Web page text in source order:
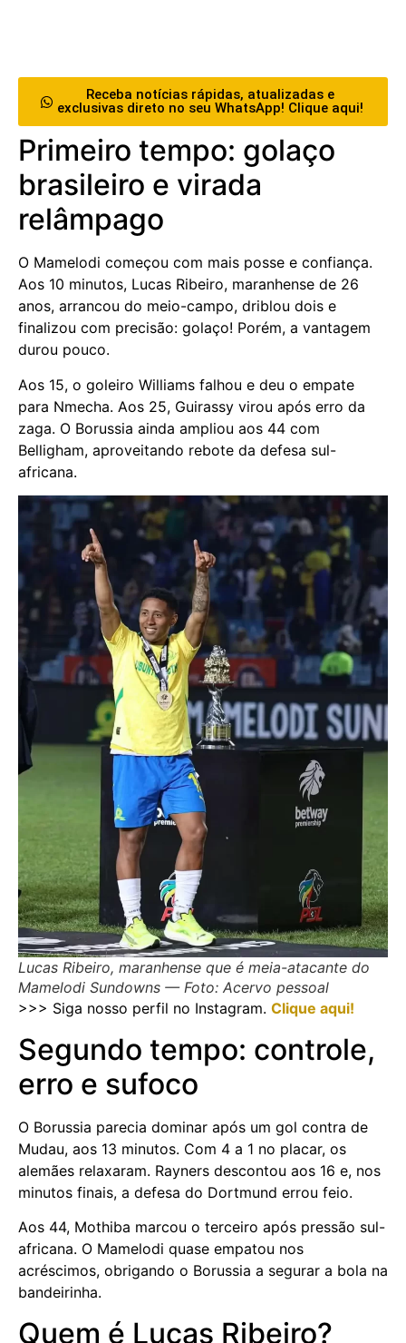
Receba notícias rápidas, atualizadas e
exclusivas direto no seu WhatsApp! Clique aqui!
Primeiro tempo: golaço
brasileiro e virada
relâmpago
O Mamelodi começou com mais posse e confiança.
Aos 10 minutos, Lucas Ribeiro, maranhense de 26
anos, arrancou do meio-campo, driblou dois e
finalizou com precisão: golaço! Porém, a vantagem
durou pouco.
Aos 15, o goleiro Williams falhou e deu o empate
para Nmecha. Aos 25, Guirassy virou após erro da
zaga. O Borussia ainda ampliou aos 44 com
Belligham, aproveitando rebote da defesa sul-
africana.
Lucas Ribeiro, maranhense que é meia-atacante do
Mamelodi Sundowns — Foto: Acervo pessoal
>>> Siga nosso perfil no Instagram. Clique aqui!
Segundo tempo: controle,
erro e sufoco
O Borussia parecia dominar após um gol contra de
Mudau, aos 13 minutos. Com 4 a 1 no placar, os
alemães relaxaram. Rayners descontou aos 16 e, nos
minutos finais, a defesa do Dortmund errou feio.
Aos 44, Mothiba marcou o terceiro após pressão sul-
africana. O Mamelodi quase empatou nos
acréscimos, obrigando o Borussia a segurar a bola na
bandeirinha.
Quem é Lucas Ribeiro?